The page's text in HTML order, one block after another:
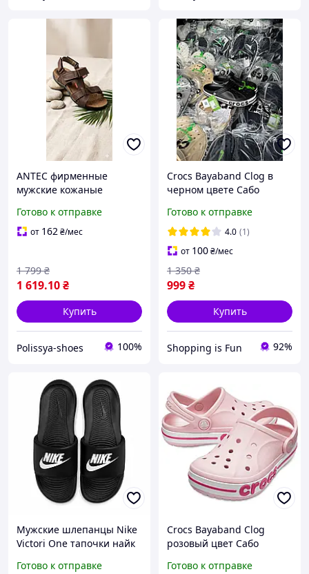
ANTEC фирменные
мужские кожаные
Готово к отправке
от 162₴/мес
1 619.10₴
1 799 ₴
Купить
Polissya-shoes 100%
Crocs Bayaband Clog в
черном цвете Сабо
мужские 40-45 р M8 - M12
Готово к отправке
4.0 (1)
от 100₴/мес
999₴
1 350 ₴
Купить
Shopping is Fun 92%
Мужские шлепанцы Nike
Victori One тапочки найк
Готово к отправке
Crocs Bayaband Clog
розовый цвет Сабо
M5-M8
Готово к отправке